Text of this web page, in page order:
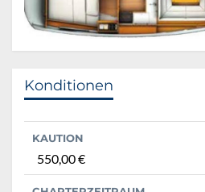
Konditionen
KAUTION
550,00 €